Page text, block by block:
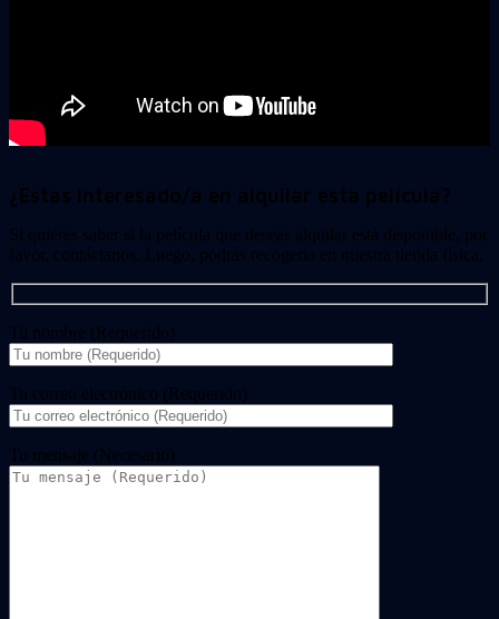
¿Estas interesado/a en alquilar esta película?
Si quieres saber si la película que deseas alquilar está disponible, por
favor, contáctanos. Luego, podrás recogerla en nuestra tienda física.
Tu nombre (Requerido)
Tu correo electrónico (Requerido)
Tu mensaje (Necesario)